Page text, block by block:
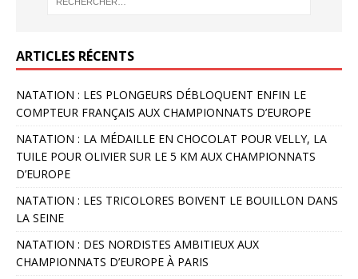
ARTICLES RÉCENTS
NATATION : LES PLONGEURS DÉBLOQUENT ENFIN LE
COMPTEUR FRANÇAIS AUX CHAMPIONNATS D’EUROPE
NATATION : LA MÉDAILLE EN CHOCOLAT POUR VELLY, LA
TUILE POUR OLIVIER SUR LE 5 KM AUX CHAMPIONNATS
D’EUROPE
NATATION : LES TRICOLORES BOIVENT LE BOUILLON DANS
LA SEINE
NATATION : DES NORDISTES AMBITIEUX AUX
CHAMPIONNATS D’EUROPE À PARIS